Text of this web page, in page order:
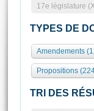
Présidence
577 députés
Groupes
Séance
Commissions
Europe et
Rôle et
Organisation
Présidence
Visiter
Visite
Assister à
17e législature
TYPES DE
Amendements
Propositions
TRI DES